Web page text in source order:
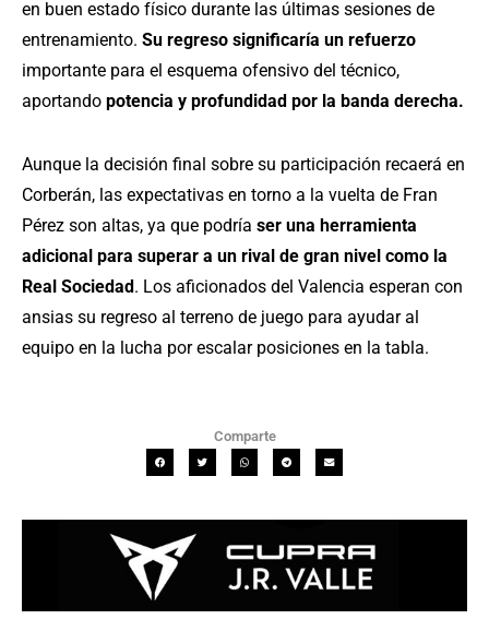
en buen estado físico durante las últimas sesiones de
entrenamiento. Su regreso significaría un refuerzo
importante para el esquema ofensivo del técnico,
aportando potencia y profundidad por la banda derecha.
Aunque la decisión final sobre su participación recaerá en
Corberán, las expectativas en torno a la vuelta de Fran
Pérez son altas, ya que podría ser una herramienta
adicional para superar a un rival de gran nivel como la
Real Sociedad . Los aficionados del Valencia esperan con
ansias su regreso al terreno de juego para ayudar al
equipo en la lucha por escalar posiciones en la tabla.
Comparte